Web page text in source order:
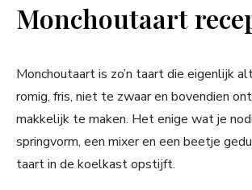
Monchoutaart
Monchoutaart is zo’n taart die eigenlijk
romig, fris, niet te zwaar en bovendien
makkelijk te maken. Het enige wat je
springvorm, een mixer en een beetje
taart in de koelkast opstijft.